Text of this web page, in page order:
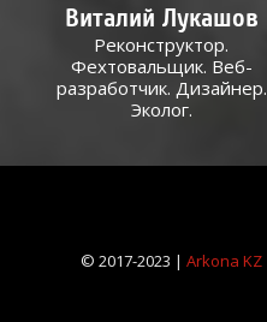
Виталий Лукашов
Реконструктор.
Фехтовальщик. Веб-
разработчик. Дизайнер.
Эколог.
© 2017-2023 |Arkona KZ